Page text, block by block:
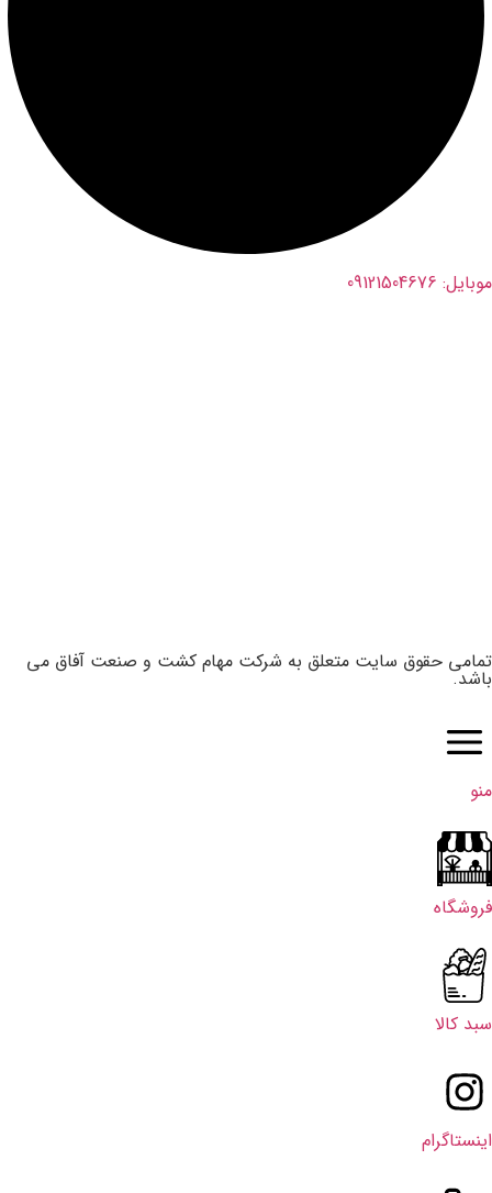
موبایل: 09121504676
تمامی حقوق سایت متعلق به شرکت مهام کشت و صنعت آفاق می
باشد.
منو
فروشگاه
سبد کالا
اینستاگرام